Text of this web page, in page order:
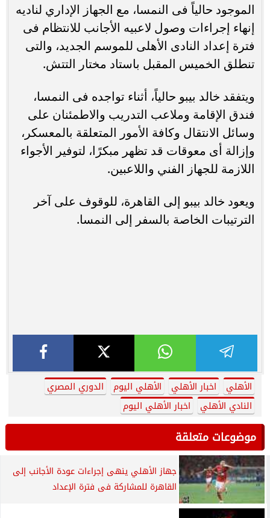
الموجود حالياً فى النمسا، مع الجهاز الإداري لناديه
إنهاء إجراءات وصول لاعبيه الأجانب للانتظام فى
فترة إعداد النادى الأهلى للموسم الجديد، والتى
تنطلق الخميس المقبل باستاد مختار التتش.
ويتفقد خالد بيبو حالياً، أثناء تواجده فى النمسا،
فندق الإقامة وملاعب التدريب والاطمئنان على
وسائل الانتقال وكافة الأمور المتعلقة بالمعسكر،
وإزالة أى معوقات قد تظهر مبكرًا، لتوفير الأجواء
اللازمة للجهاز الفني واللاعبين.
ويعود خالد بيبو إلى القاهرة، للوقوف على آخر
الترتيبات الخاصة بالسفر إلى النمسا.
الأهلي اخبار الأهلي الأهلي اليوم
الدوري المصري
النادي الأهلي
اخبار الأهلي اليوم
موضوعات متعلقة
جهاز الأهلي ينهى إجراءات عودة الأجانب إلى
القاهرة للمشاركة فى فترة الإعداد